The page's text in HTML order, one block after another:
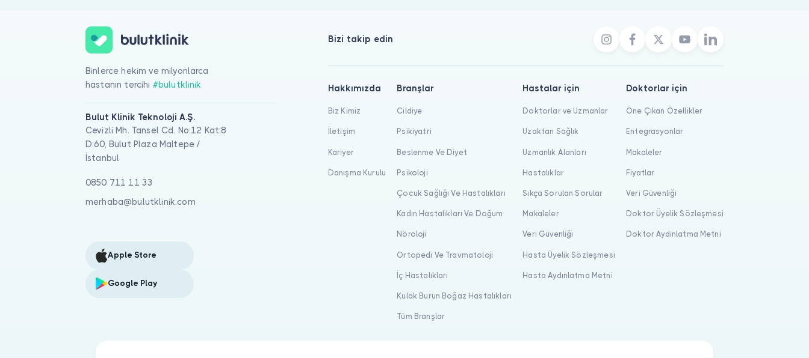
Binlerce hekim ve milyonlarca
hastanın tercihi #bulutklinik
Bulut Klinik Teknoloji A.Ş.
Cevizli Mh. Tansel Cd. No:12 Kat:8
D:60, Bulut Plaza Maltepe /
İstanbul
0850 711 11 33
merhaba@bulutklinik.com
Apple Store
Google Play
Bizi takip edin
Hakkımızda
Biz Kimiz
İletişim
Kariyer
Danışma Kurulu
Branşlar
Cildiye
Psikiyatri
Beslenme Ve Diyet
Psikoloji
Çocuk Sağlığı Ve Hastalıkları
Kadın Hastalıkları Ve Doğum
Nöroloji
Ortopedi Ve Travmatoloji
İç Hastalıkları
Kulak Burun Boğaz Hastalıkları
Tüm Branşlar
Hastalar için
Doktorlar ve Uzmanlar
Uzaktan Sağlık
Uzmanlık Alanları
Hastalıklar
Sıkça Sorulan Sorular
Makaleler
Veri Güvenliği
Hasta Üyelik Sözleşmesi
Hasta Aydınlatma Metni
Doktorlar için
Öne Çıkan Özellikler
Entegrasyonlar
Makaleler
Fiyatlar
Veri Güvenliği
Doktor Üyelik Sözleşmesi
Doktor Aydınlatma Metni